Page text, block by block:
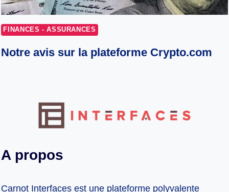
FINANCES - ASSURANCES
Notre avis sur la plateforme Crypto.com
A propos
Carnot Interfaces est une plateforme polyvalente